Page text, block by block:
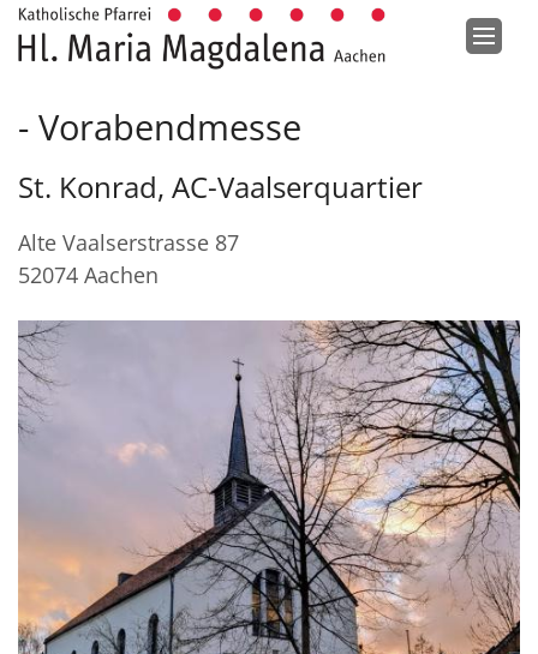
Zum Inhalt springen
Vorabendmesse
St. Konrad, AC-Vaalserquartier
Alte Vaalserstrasse 87
52074 Aachen